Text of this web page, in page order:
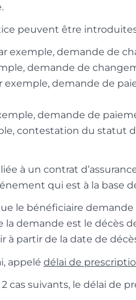
peuvent être
exemple, demande de
demande de
exemple, demande de
demande de
contestation du statut
liée à un contrat
qui est à la base
le bénéficiaire demande
la demande est le décès
à partir de la date de
appelé délai de
cas suivants, le délai de